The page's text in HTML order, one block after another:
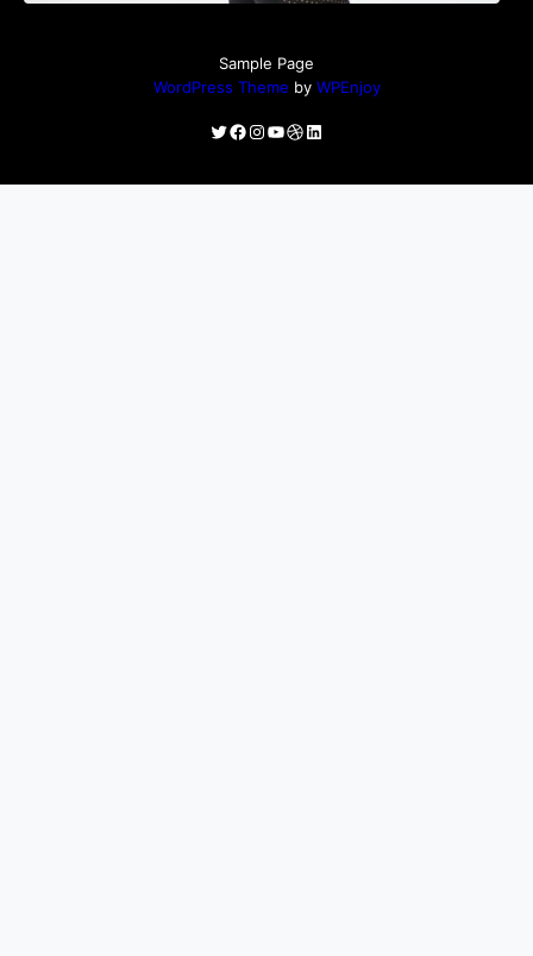
Sample Page
WordPress Theme by WPEnjoy
Twitter
Facebook
Instagram
YouTube
Dribbble
LinkedIn